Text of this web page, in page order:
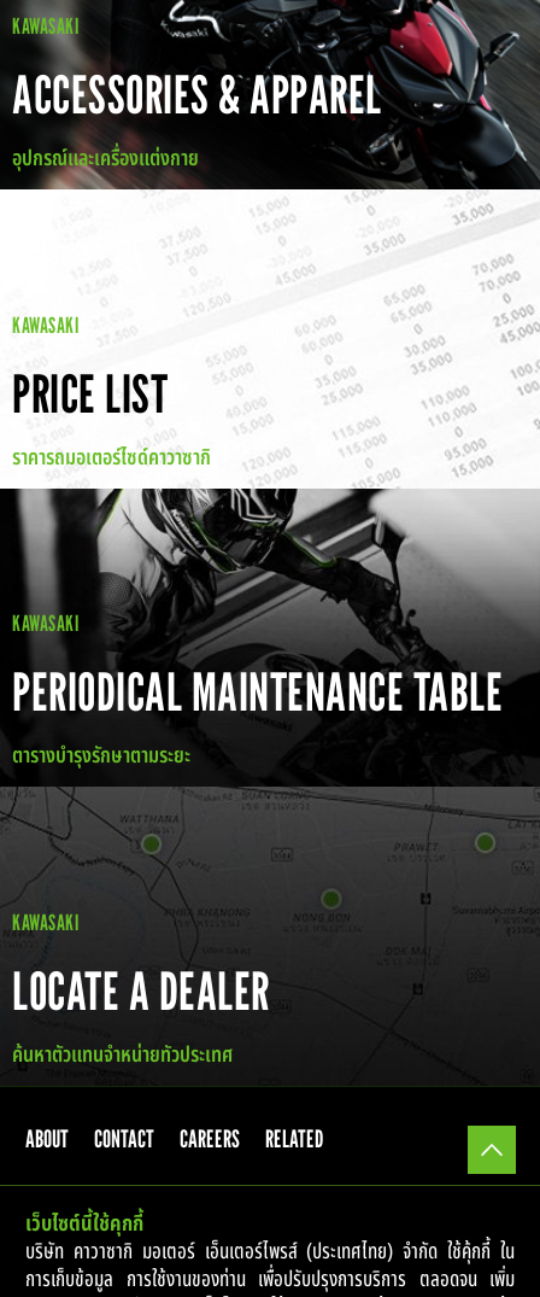
KAWASAKI
ACCESSORIES & APPAREL
อุปกรณ์และเครื่องแต่งกาย
KAWASAKI
PRICE LIST
ราคารถมอเตอร์ไซด์คาวาซากิ
KAWASAKI
PERIODICAL MAINTENANCE TABLE
ตารางบำรุงรักษาตามระยะ
KAWASAKI
LOCATE A DEALER
ค้นหาตัวแทนจำหน่ายทัวประเทศ
ABOUT CONTACT CAREERS RELATED
© 2017 Kawasaki Motors Enterprise (Thailand) Co.,Ltd.
เว็บไซต์นี้ใช้คุกกี้
บริษัท คาวาซากิ มอเตอร์ เอ็นเตอร์ไพรส์ (ประเทศไทย) จำกัด ใช้คุ้กกี้ ใน
การเก็บข้อมูล การใช้งานของท่าน เพื่อปรับปรุงการบริการ ตลอดจน เพิ่ม